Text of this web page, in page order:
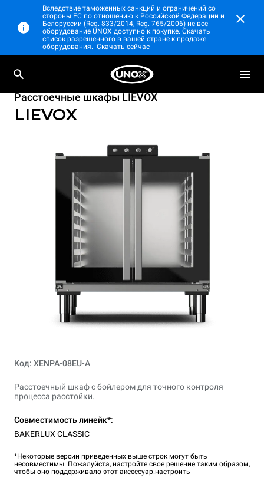
Вследствие таможенных санкций и ограничений со
стороны ЕС по отношению к Российской Федерации и
Белоруссии (Reg. 833/2014, Reg. 765/2006) не все
оборудование UNOX доступно к покупке. Скачать
список разрешенного в вашей стране к продаже
оборудования. Скачать сейчас
Расстоечные шкафы LIEVOX
LIEVOX
Код: XENPA-08EU-A
Расстоечный шкаф с бойлером для точного контроля
процесса расстойки.
Совместимость линейк*:
BAKERLUX CLASSIC
*Некоторые версии приведенных выше строк могут быть
несовместимы. Пожалуйста, настройте свое решение таким образом,
чтобы оно поддерживало этот аксессуар.настроить